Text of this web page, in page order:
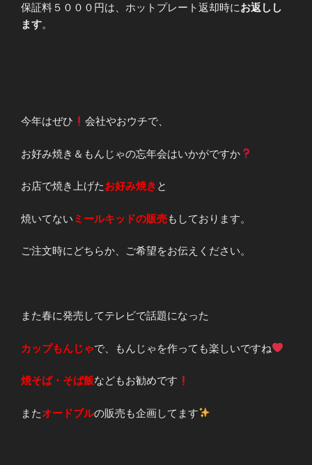
保証料５０００円は、ホットプレート返却時にお返しし
ます。
今年はぜひ 会社やおウチで、
お好み焼き＆もんじゃの忘年会はいかがですか
お店で焼き上げたお好み焼き と
焼いてない ミールキッドの販売もしております。
ご注文時にどちらか、ご希望をお伝えください。
また春に発売してテレビで話題になった
カップもんじゃで、もんじゃを作っても楽しいですね
焼そば・そば飯などもお勧めです
またオードブルの販売も企画してます